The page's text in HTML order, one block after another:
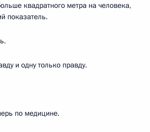
квадратного метра на человека,
показатель.
и одну только правду.
по медицине.